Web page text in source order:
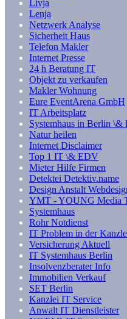
Livja
Lenja
Netzwerk Analyse
Sicherheit Haus
Telefon Makler
Internet Presse
24 h Beratung IT
Objekt zu verkaufen
Makler Wohnung
Eure EventArena GmbH
IT Arbeitsplatz
Systemhaus in Berlin \&
Natur heilen
Internet Disclaimer
Top 1 IT \& EDV
Mieter Hilfe Firmen
Detektei Detektiv.name
Design Anstalt
YMT - YOUNG Media
Systemhaus
Rohr Notdienst
IT Problem in der
Versicherung Aktuell
IT Systemhaus Berlin
Insolvenzberater Info
Immobilien Verkauf
SET Berlin
Kanzlei IT Service
Anwalt IT Dienstleister